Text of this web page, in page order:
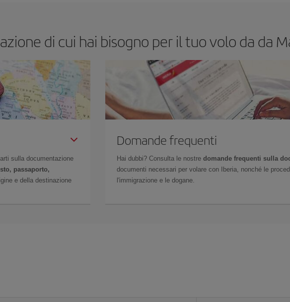
di cui hai bisogno per il tuo volo da da
sulla documentazione
passaporto,
e della destinazione
Domande frequenti
Hai dubbi? Consulta le nostre domande frequenti sulla
documenti necessari per volare con Iberia, nonché le
l'immigrazione e le dogane.